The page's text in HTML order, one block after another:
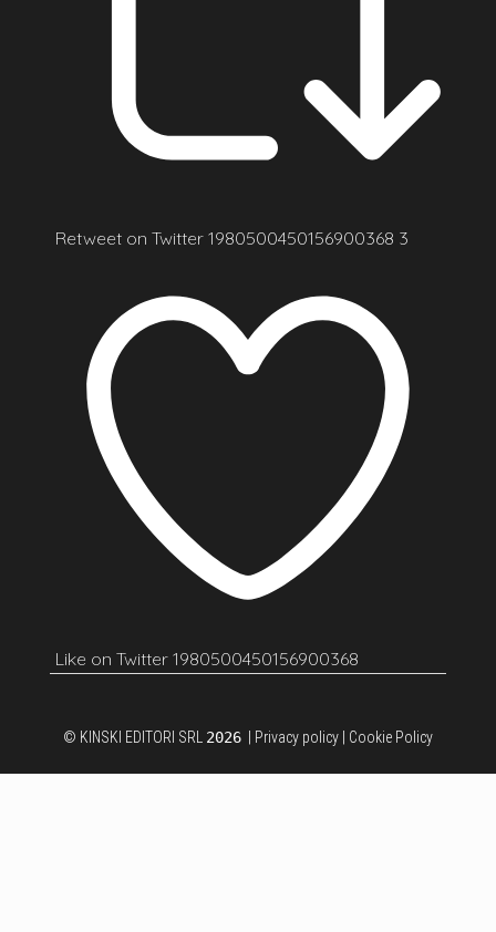
Retweet on Twitter 1980500450156900368 3
Like on Twitter 1980500450156900368
© KINSKI EDITORI SRL 2026 Privacy policy Cookie Policy